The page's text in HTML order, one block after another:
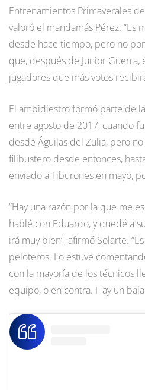
Entrenamientos Primaverales
valoró el mandamás Pérez. “Es
desde hace tiempo, pero no
que, después de Junior Guerra,
jugadores que más votos
El ambidiestro formó parte de
entre agosto de 2017, cuando
desde Águilas del Zulia, pero
filibustero desde entonces,
enviado a Tiburones en mayo,
“Hay una razón por la que me
hablé con Eduardo, y quedé a
irá muy bien”, afirmó Solarte.
peloteros. Lo estuve
con la mayoría de los técnicos
equipo, o en contra. Hay un